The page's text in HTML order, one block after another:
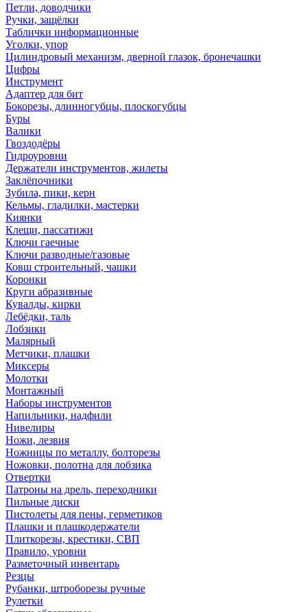
Петли, доводчики
Ручки, защёлки
Таблички информационные
Уголки, упор
Цилиндровый механизм, дверной глазок, бронечашки
Цифры
Инструмент
Адаптер для бит
Бокорезы, длинногубцы, плоскогубцы
Буры
Валики
Гвоздодёры
Гидроуровни
Держатели инструментов, жилеты
Заклёпочники
Зубила, пики, керн
Кельмы, гладилки, мастерки
Киянки
Клещи, пассатижи
Ключи гаечные
Ключи разводные/газовые
Ковш строительный, чашки
Коронки
Круги абразивные
Кувалды, кирки
Лебёдки, таль
Лобзики
Малярный
Метчики, плашки
Миксеры
Молотки
Монтажный
Наборы инструментов
Напильники, надфили
Нивелиры
Ножи, лезвия
Ножницы по металлу, болторезы
Ножовки, полотна для лобзика
Отвертки
Патроны на дрель, переходники
Пильные диски
Пистолеты для пены, герметиков
Плашки и плашкодержатели
Плиткорезы, крестики, СВП
Правило, уровни
Разметочный инвентарь
Резцы
Рубанки, штроборезы ручные
Рулетки